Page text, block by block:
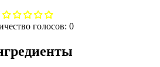
голосов: 0